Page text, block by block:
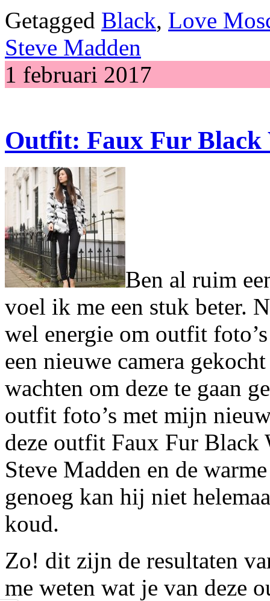
Getagged Black, Love
Steve Madden
1 februari 2017
Outfit: Faux Fur Black
Ben al ruim
voel ik me een stuk beter.
wel energie om outfit
een nieuwe camera
wachten om deze te gaan
outfit foto’s met mijn
deze outfit Faux Fur Black
Steve Madden en de
genoeg kan hij niet
koud.
Zo! dit zijn de resultaten
me weten wat je van deze